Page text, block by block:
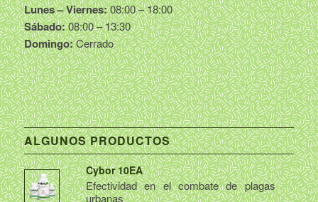
Lunes – Viernes:08:00 – 18:00
Sábado:08:00 – 13:30
Domingo:Cerrado
ALGUNOS PRODUCTOS
Cybor 10EA
Efectividad en el combate de plagas
urbanas